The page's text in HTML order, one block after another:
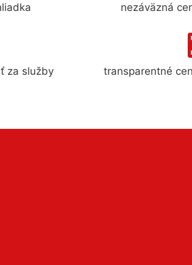
nezáväzná
za služby transparentné